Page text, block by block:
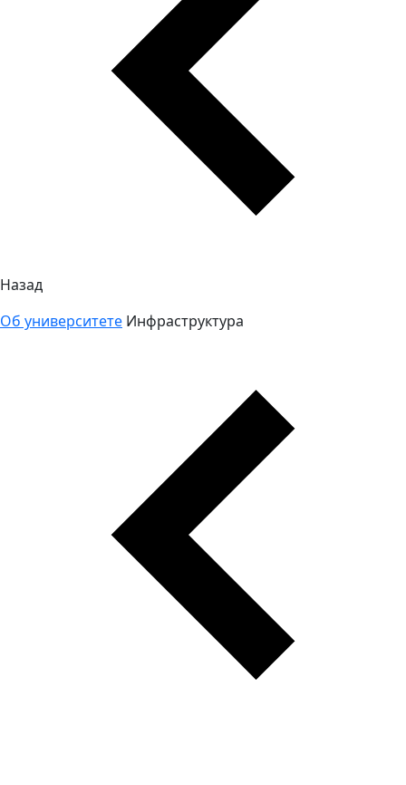
Назад
Об университете Инфраструктура